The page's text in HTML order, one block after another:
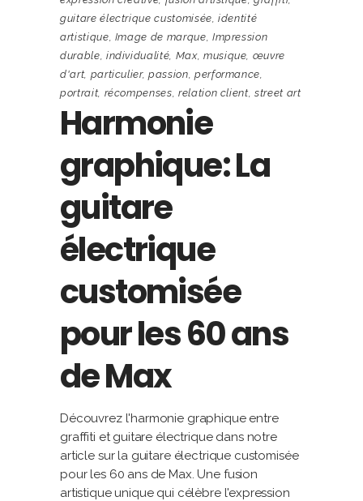
guitare électrique customisée,identité
artistique, Image de marque, Impression
durable, individualité, Max, musique, œuvre
d'art, particulier,passion, performance,
portrait, récompenses, relation client,street art
Harmonie
graphique: La
guitare
électrique
customisée
pour les 60 ans
de Max
Découvrez l'harmonie graphique entre
graffiti et guitare électrique dans notre
article sur la guitare électrique customisée
pour les 60 ans de Max. Une fusion
artistique unique qui célèbre l'expression